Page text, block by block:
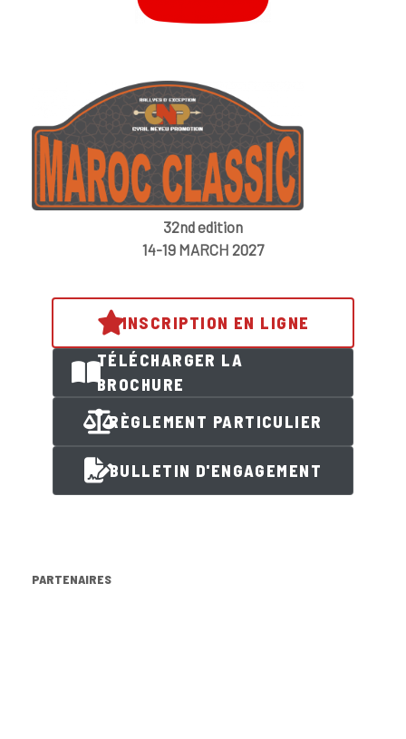
32nd edition
14-19 MARCH 2027
INSCRIPTION EN LIGNE
TÉLÉCHARGER LA
BROCHURE
RÈGLEMENT PARTICULIER
BULLETIN D'ENGAGEMENT
PARTENAIRES